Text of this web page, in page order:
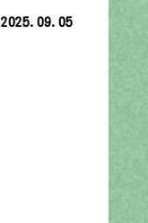
2025.09.05